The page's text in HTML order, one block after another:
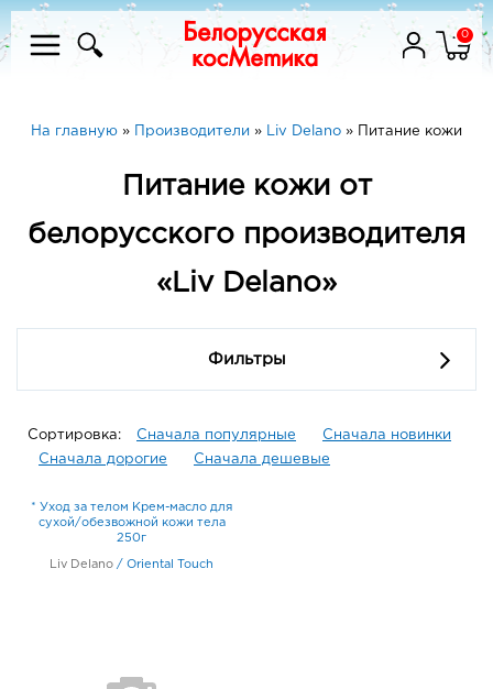
0
На главную » Производители » Liv Delano » Питание кожи
Питание кожи от
белорусского производителя
«Liv Delano»
Фильтры
Сортировка: Сначала популярные
Сначала новинки
Сначала дорогие
Сначала дешевые
* Уход за телом Крем-масло для
сухой/обезвожной кожи тела
250г
Liv Delano / Oriental Touch